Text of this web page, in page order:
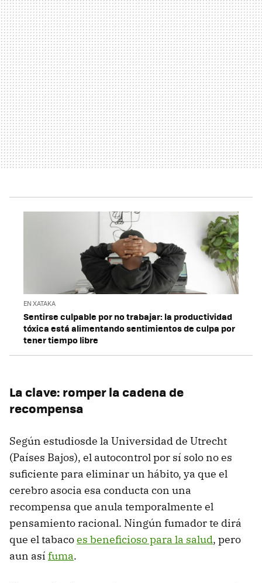
EN XATAKA
Sentirse culpable por no trabajar: la productividad
tóxica está alimentando sentimientos de culpa por
tener tiempo libre
La clave: romper la cadena de
recompensa
Según estudiosde la Universidad de Utrecht
(Países Bajos), el autocontrol por sí solo no es
suficiente para eliminar un hábito, ya que el
cerebro asocia esa conducta con una
recompensa que anula temporalmente el
pensamiento racional. Ningún fumador te dirá
que el tabacoes beneficioso para la salud, pero
aun así fuma.